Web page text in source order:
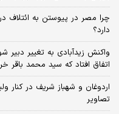
چرا مصر در پیوستن به ائتلاف
دارد؟
واکنش زیدآبادی به تغییر
اتفاق افتاد که سید محمد باقر
اردوغان و شهباز شریف در کنار
تصاویر